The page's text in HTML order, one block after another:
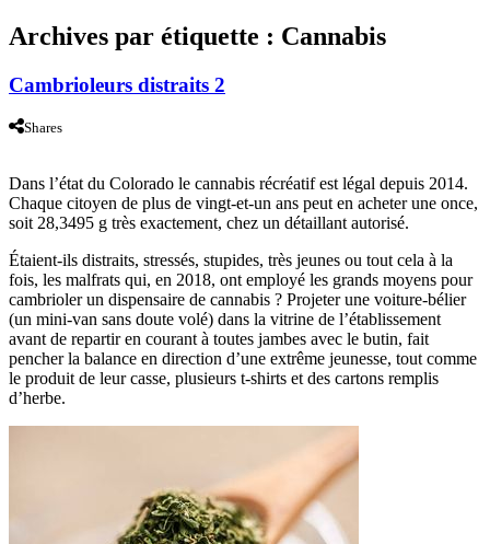
Archives par étiquette : Cannabis
Cambrioleurs distraits 2
Shares
Dans l’état du Colorado le cannabis récréatif est légal depuis 2014.
Chaque citoyen de plus de vingt-et-un ans peut en acheter une once,
soit 28,3495 g très exactement, chez un détaillant autorisé.
Étaient-ils distraits, stressés, stupides, très jeunes ou tout cela à la
fois, les malfrats qui, en 2018, ont employé les grands moyens pour
cambrioler un dispensaire de cannabis ? Projeter une voiture-bélier
(un mini-van sans doute volé) dans la vitrine de l’établissement
avant de repartir en courant à toutes jambes avec le butin, fait
pencher la balance en direction d’une extrême jeunesse, tout comme
le produit de leur casse, plusieurs t-shirts et des cartons remplis
d’herbe.